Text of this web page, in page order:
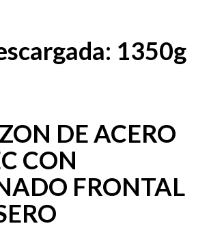
1350g
DE ACERO
CON
FRONTAL